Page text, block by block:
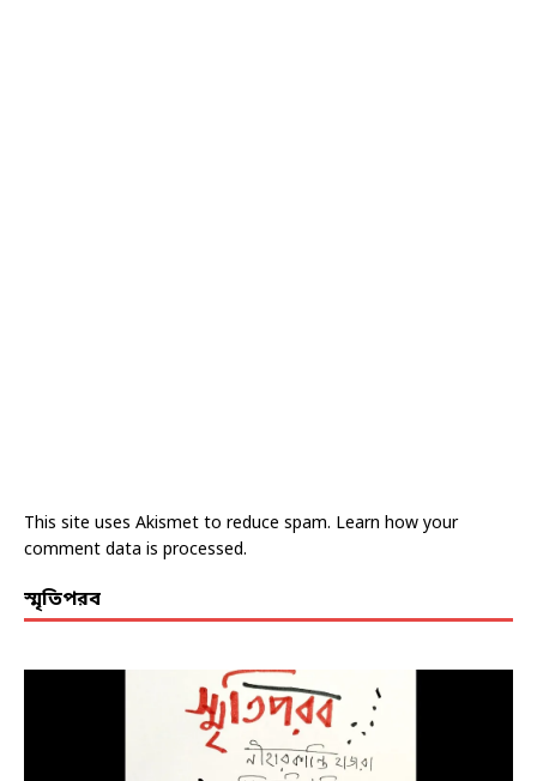
This site uses Akismet to reduce spam. Learn how your
comment data is processed.
স্মৃতিপরব